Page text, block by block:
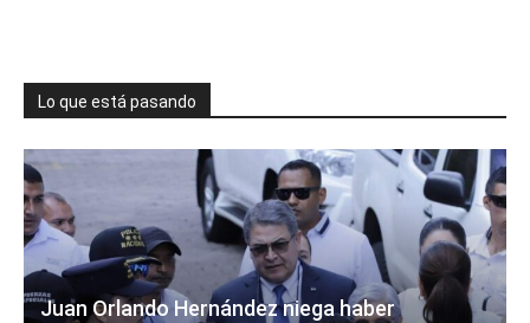
Lo que está pasando
Juan Orlando Hernández niega haber